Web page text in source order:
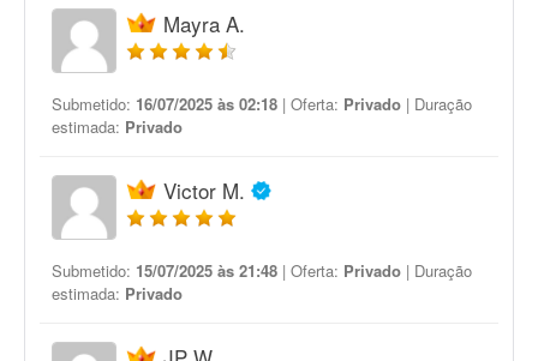
Mayra A.
Submetido: 16/07/2025 às 02:18 | Oferta: Privado | Duração
estimada: Privado
Victor M.
Submetido: 15/07/2025 às 21:48 | Oferta: Privado | Duração
estimada: Privado